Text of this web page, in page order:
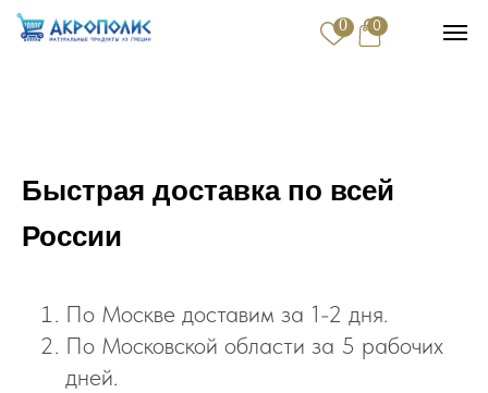
Контакты
0 0
Быстрая доставка по всей
России
По Москве доставим за 1-2 дня.
По Московской области за 5 рабочих
дней.